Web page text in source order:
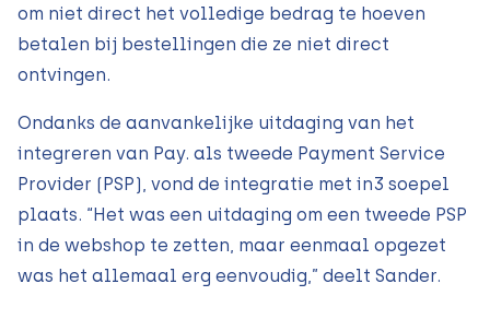
om niet direct het volledige bedrag te hoeven
betalen bij bestellingen die ze niet direct
ontvingen.
Ondanks de aanvankelijke uitdaging van het
integreren van Pay. als tweede Payment Service
Provider (PSP), vond de integratie met in3 soepel
plaats. “Het was een uitdaging om een tweede PSP
in de webshop te zetten, maar eenmaal opgezet
was het allemaal erg eenvoudig,” deelt Sander.